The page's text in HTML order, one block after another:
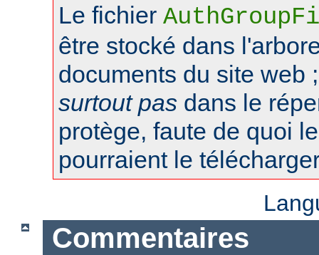
Le fichier
être stocké dans
documents du site web
surtout pas dans le
protège, faute de quoi
pourraient le
Commentaires